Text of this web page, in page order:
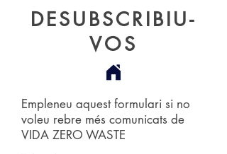
DESUBSCRIBIU-
VOS
Empleneu aquest formulari si no
voleu rebre més comunicats de
VIDA ZERO WASTE